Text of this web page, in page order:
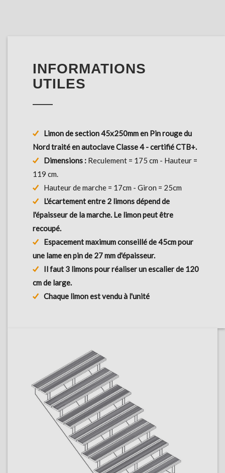
INFORMATIONS
UTILES
Limon de section 45x250mm en Pin rouge du
Nord traité en autoclave Classe 4 - certifié CTB+.
Dimensions : Reculement = 175 cm - Hauteur =
119 cm.
Hauteur de marche = 17cm - Giron = 25cm
L'écartement entre 2 limons dépend de
l'épaisseur de la marche. Le limon peut être
recoupé.
Espacement maximum conseillé de 45cm pour
une lame en pin de 27 mm d'épaisseur.
Il faut 3 limons pour réaliser un escalier de 120
cm de large.
Chaque limon est vendu à l'unité